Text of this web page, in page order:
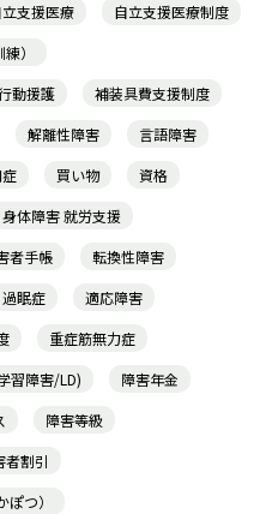
立支援医療
自立支援医療制度
）
動援護
補装具費支援制度
解離性障害
言語障害
買い物
資格
身体障害 就労支援
者手帳
転換性障害
過眠症
適応障害
重症筋無力症
習障害/LD)
障害年金
障害等級
者割引
つ）